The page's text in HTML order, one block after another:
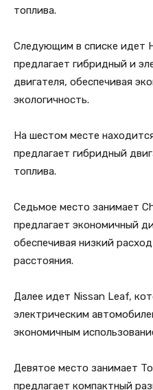
топлива.
Следующим в списке идет
предлагает гибридный и
двигателя, обеспечивая
экологичность.
На шестом месте
предлагает гибридный
топлива.
Седьмое место занимает
предлагает экономичный
обеспечивая низкий
расстояния.
Далее идет Nissan Leaf,
электрическим
экономичным
Девятое место занимает
предлагает компактный